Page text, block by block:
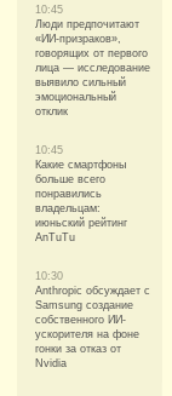
10:45
Люди предпочитают
«ИИ-призраков»,
говорящих от первого
лица — исследование
выявило сильный
эмоциональный
отклик
10:45
Какие смартфоны
больше всего
понравились
владельцам:
июньский рейтинг
AnTuTu
10:30
Anthropic обсуждает с
Samsung создание
собственного ИИ-
ускорителя на фоне
гонки за отказ от
Nvidia